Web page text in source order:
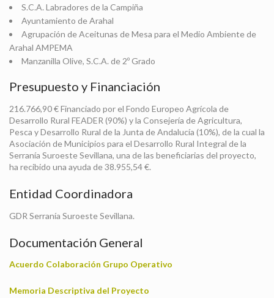
S.C.A. Labradores de la Campiña
Ayuntamiento de Arahal
Agrupación de Aceitunas de Mesa para el Medio Ambiente de
Arahal AMPEMA
Manzanilla Olive, S.C.A. de 2º Grado
Presupuesto y Financiación
216.766,90 € Financiado por el Fondo Europeo Agrícola de
Desarrollo Rural FEADER (90%) y la Consejería de Agricultura,
Pesca y Desarrollo Rural de la Junta de Andalucía (10%), de la cual la
Asociación de Municipios para el Desarrollo Rural Integral de la
Serranía Suroeste Sevillana, una de las beneficiarias del proyecto,
ha recibido una ayuda de 38.955,54 €.
Entidad Coordinadora
GDR Serranía Suroeste Sevillana.
Documentación General
Acuerdo Colaboración Grupo Operativo
Memoria Descriptiva del Proyecto